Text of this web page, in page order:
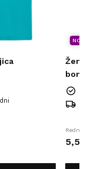
NOVO
Redna
5,56